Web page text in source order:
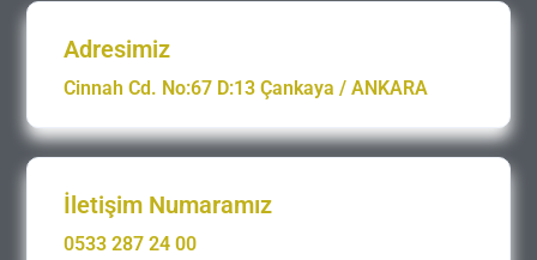
Adresimiz
Cinnah Cd. No:67 D:13 Çankaya / ANKARA
İletişim Numaramız
0533 287 24 00